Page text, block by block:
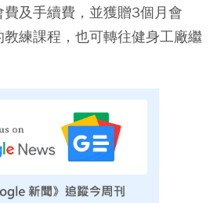
及手續費，並獲贈3個月會
練課程，也可轉往健身工廠繼